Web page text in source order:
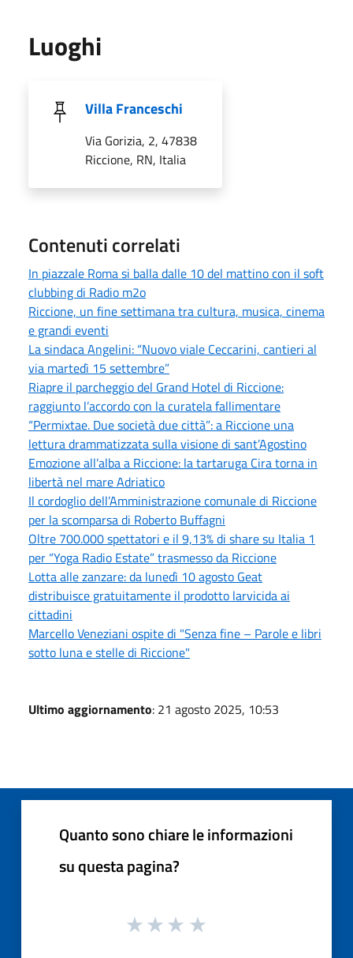
Luoghi
Villa Franceschi
Via Gorizia, 2, 47838
Riccione, RN, Italia
Contenuti correlati
In piazzale Roma si balla dalle 10 del mattino con il soft
clubbing di Radio m2o
Riccione, un fine settimana tra cultura, musica, cinema
e grandi eventi
La sindaca Angelini: “Nuovo viale Ceccarini, cantieri al
via martedì 15 settembre”
Riapre il parcheggio del Grand Hotel di Riccione:
raggiunto l’accordo con la curatela fallimentare
“Permixtae. Due società due città”: a Riccione una
lettura drammatizzata sulla visione di sant’Agostino
Emozione all’alba a Riccione: la tartaruga Cira torna in
libertà nel mare Adriatico
Il cordoglio dell’Amministrazione comunale di Riccione
per la scomparsa di Roberto Buffagni
Oltre 700.000 spettatori e il 9,13% di share su Italia 1
per “Yoga Radio Estate” trasmesso da Riccione
Lotta alle zanzare: da lunedì 10 agosto Geat
distribuisce gratuitamente il prodotto larvicida ai
cittadini
Marcello Veneziani ospite di "Senza fine – Parole e libri
sotto luna e stelle di Riccione"
Ultimo aggiornamento: 21 agosto 2025, 10:53
Quanto sono chiare le informazioni
su questa pagina?